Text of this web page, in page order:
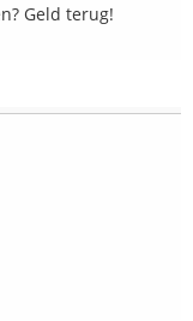
Geld terug!